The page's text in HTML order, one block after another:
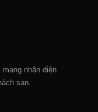
nhận diện
sạn.